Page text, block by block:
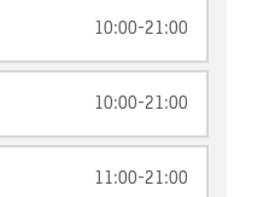
10:00-21:00
10:00-21:00
11:00-21:00